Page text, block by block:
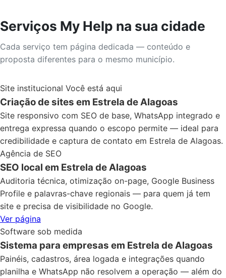
Serviços My Help na sua cidade
Cada serviço tem página dedicada — conteúdo e
proposta diferentes para o mesmo município.
Site institucional Você está aqui
Criação de sites em Estrela de Alagoas
Site responsivo com SEO de base, WhatsApp integrado e
entrega expressa quando o escopo permite — ideal para
credibilidade e captura de contato em Estrela de Alagoas.
Agência de SEO
SEO local em Estrela de Alagoas
Auditoria técnica, otimização on-page, Google Business
Profile e palavras-chave regionais — para quem já tem
site e precisa de visibilidade no Google.
Ver página
Software sob medida
Sistema para empresas em Estrela de Alagoas
Painéis, cadastros, área logada e integrações quando
planilha e WhatsApp não resolvem a operação — além do